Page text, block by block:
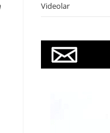
Videolar